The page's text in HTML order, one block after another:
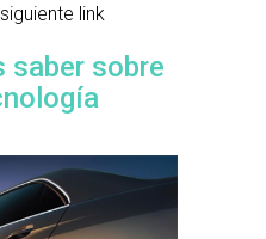
link
saber sobre